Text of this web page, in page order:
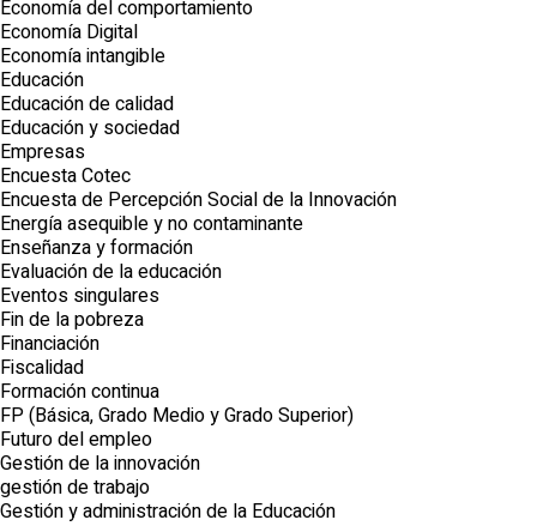
Economía del comportamiento
Economía Digital
Economía intangible
Educación
Educación de calidad
Educación y sociedad
Empresas
Encuesta Cotec
Encuesta de Percepción Social de la Innovación
Energía asequible y no contaminante
Enseñanza y formación
Evaluación de la educación
Eventos singulares
Fin de la pobreza
Financiación
Fiscalidad
Formación continua
FP (Básica, Grado Medio y Grado Superior)
Futuro del empleo
Gestión de la innovación
gestión de trabajo
Gestión y administración de la Educación